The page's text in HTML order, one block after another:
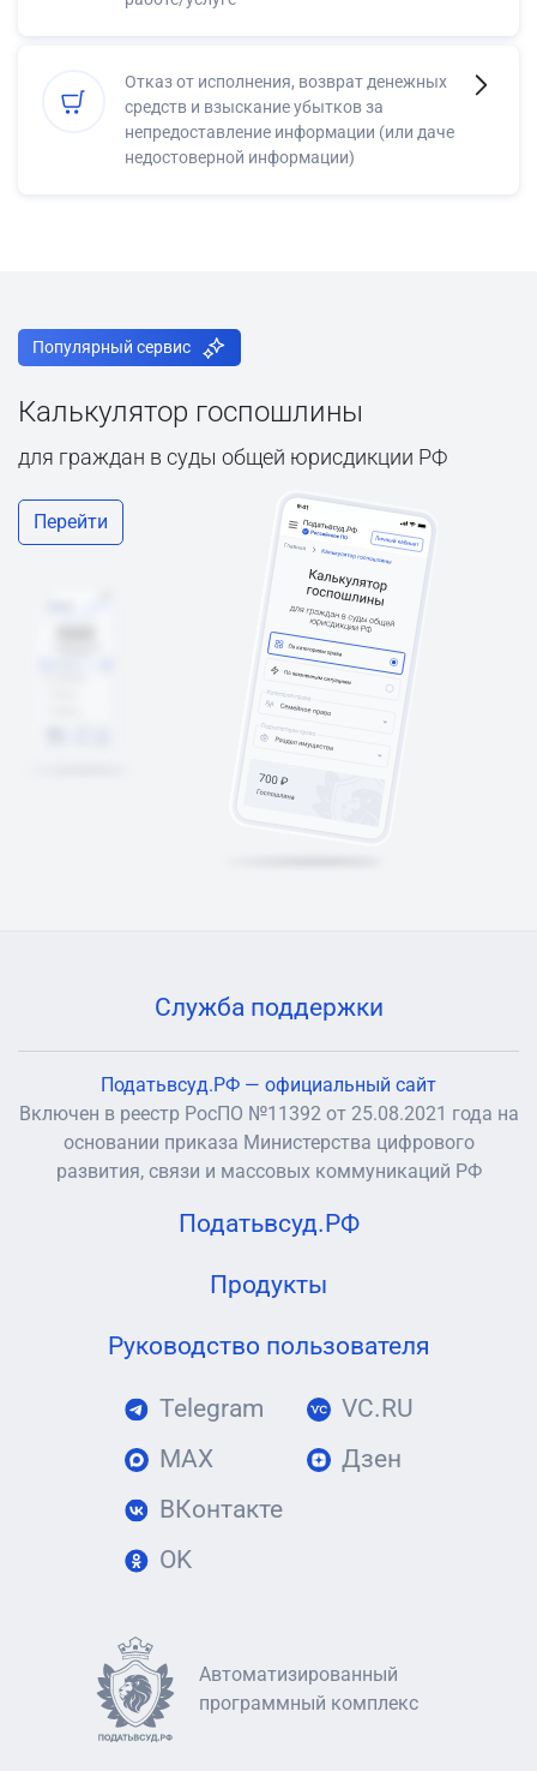
Отказ от исполнения, возврат денежных
средств и взыскание убытков за
непредоставление информации (или даче
недостоверной информации)
Популярный сервис
Калькулятор госпошлины
для граждан в суды общей юрисдикции РФ
Перейти
Служба поддержки
Податьвсуд.РФ — официальный сайт
Включен в реестр РосПО №11392 от 25.08.2021 года на
основании приказа Министерства цифрового
развития, связи и массовых коммуникаций РФ
Податьвсуд.РФ
Продукты
Руководство пользователя
Telegram
MAX
ВКонтакте
OK
VC.RU
Дзен
Автоматизированный
программный комплекс